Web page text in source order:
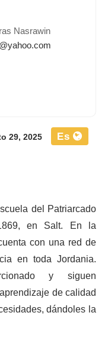
29, 2025 Es
del Patriarcado
en Salt. En la
con una red de
en toda Jordania.
y siguen
de calidad
dándoles la
Nasrawin